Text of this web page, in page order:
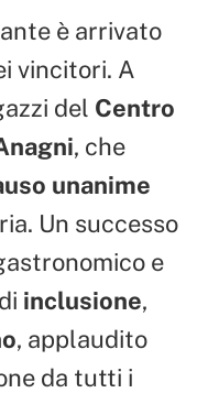
è arrivato
vincitori. A
del Centro
, che
unanime
Un successo
e
inclusione,
, applaudito
da tutti i